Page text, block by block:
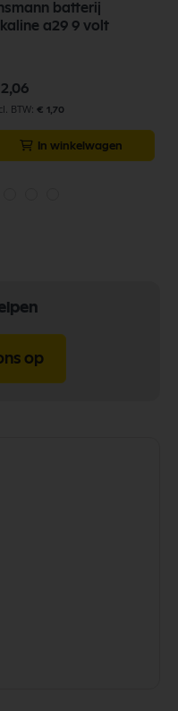
batterij
a29 9 volt
€ 1,70
In winkelwagen
op